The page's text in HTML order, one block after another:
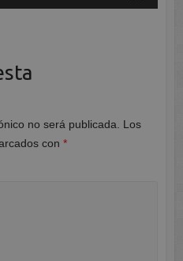
no será publicada. Los
con *